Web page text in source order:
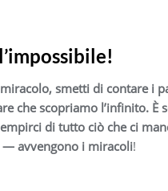
smetti di contare i
che scopriamo l’infinito. È
di tutto ciò che ci
— avvengono i miracoli!